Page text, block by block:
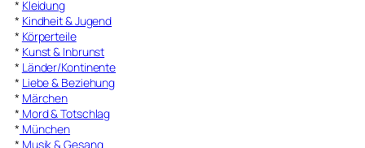
* Kleidung
* Kindheit & Jugend
* Körperteile
* Kunst & Inbrunst
* Länder/Kontinente
* Liebe & Beziehung
* Märchen
* Mord & Totschlag
* München
* Musik & Gesang